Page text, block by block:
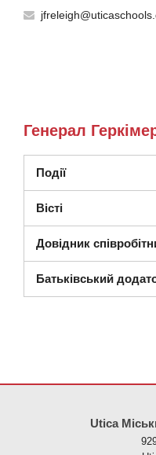
Генерал
Події
Вісті
Довідник
Батьківський
Utica